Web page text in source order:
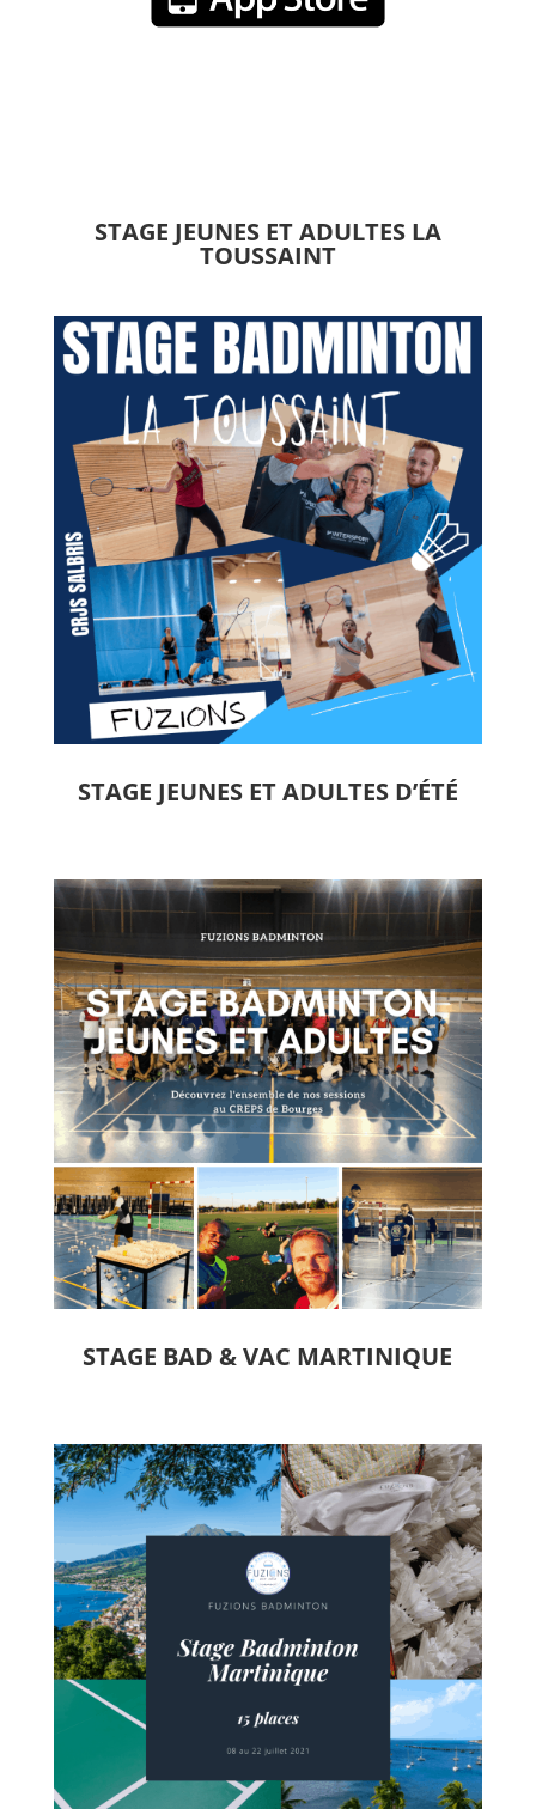
STAGE JEUNES ET ADULTES LA
TOUSSAINT
STAGE JEUNES ET ADULTES D’ÉTÉ
STAGE BAD & VAC MARTINIQUE